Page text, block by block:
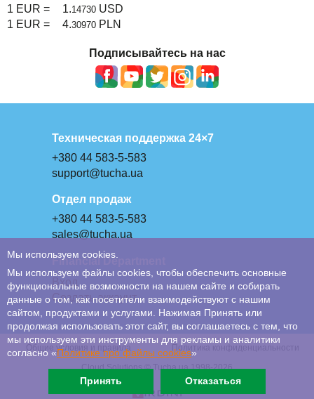
1 EUR =
1.14730 USD
1 EUR =
4.30970 PLN
Подписывайтесь на нас
Техническая поддержка 24×7
+380 44 583-5-583
support@tucha.ua
Отдел продаж
+380 44 583-5-583
sales@tucha.ua
Financial Department
Вход
Создать аккаунт
Общие условия и правила
Политика конфиденциальности
Cloud Solutions © Tucha.ua 1998-2026
Мы используем cookies.
Мы используем файлы cookies, чтобы обеспечить основные
функциональные возможности на нашем сайте и собирать
данные о том, как посетители взаимодействуют с нашим
сайтом, продуктами и услугами. Нажимая Принять или
продолжая использовать этот сайт, вы соглашаетесь с тем, что
мы используем эти инструменты для рекламы и аналитики
согласно «Политике про файлы сookies»
Принять Отказаться